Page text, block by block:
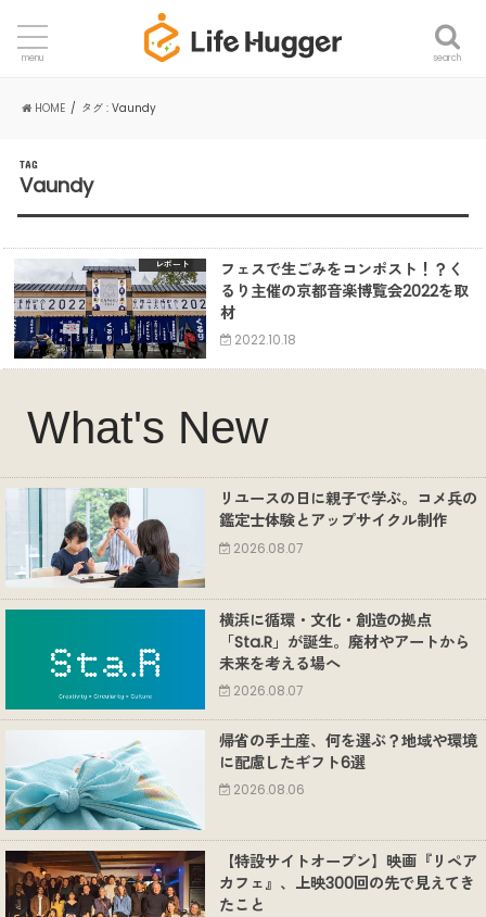
search
menu
HOME タグ : Vaundy
TAG
Vaundy
レポート
フェスで生ごみをコンポスト！？く
るり主催の京都音楽博覧会2022を取
材
2022.10.18
What's New
リユースの日に親子で学ぶ。コメ兵の
鑑定士体験とアップサイクル制作
2026.08.07
横浜に循環・文化・創造の拠点
「Sta.R」が誕生。廃材やアートから
未来を考える場へ
2026.08.07
帰省の手土産、何を選ぶ？地域や環境
に配慮したギフト6選
2026.08.06
【特設サイトオープン】映画『リペア
カフェ』、上映300回の先で見えてき
たこと